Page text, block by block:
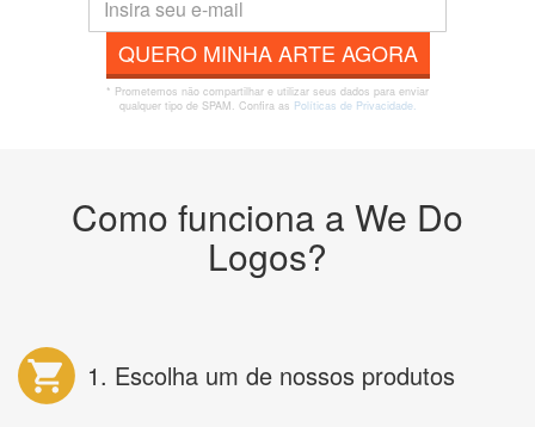
QUERO MINHA ARTE AGORA
* Prometemos não compartilhar e utilizar seus dados para enviar
qualquer tipo de SPAM. Confira as Políticas de Privacidade.
Como funciona a We Do
Logos?
1. Escolha um de nossos produtos